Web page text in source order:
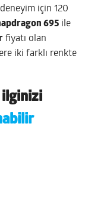
için 120
695 ile
fiyatı olan
iki farklı renkte
ilginizi